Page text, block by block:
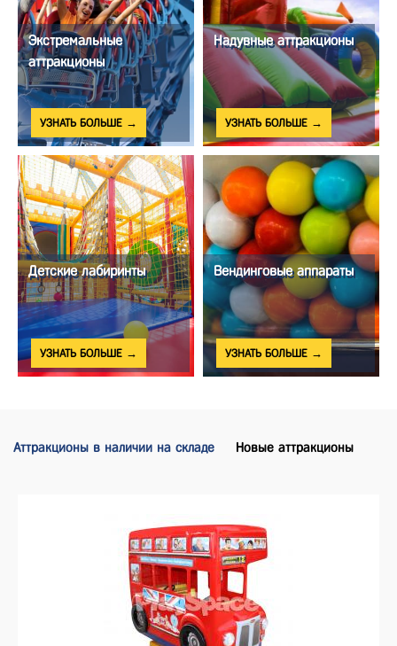
Экстремальные
аттракционы
УЗНАТЬ БОЛЬШЕ →
Надувные аттракционы
УЗНАТЬ БОЛЬШЕ →
Детские лабиринты
УЗНАТЬ БОЛЬШЕ →
Вендинговые аппараты
УЗНАТЬ БОЛЬШЕ →
Аттракционы в наличии на складе Новые аттракционы